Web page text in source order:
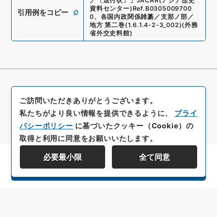
引用例をコピー
資料センター) Ref. B0305009700
0、 各国内政関係雑纂／支那ノ部／
地方 第二巻(1.6.1.4-2-3_002)(外務
省外交史料館)
資料群階層を表示する
ご訪問いただきありがとうございます。
私たちがより良い情報を提供できるように、 プライ
バシーポリシー に基づいたクッキー（Cookie）の
取得と利用に同意をお願いいたします。
必要最小限 全て同意